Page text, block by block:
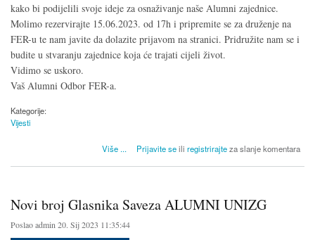
kako bi podijelili svoje ideje za osnaživanje naše Alumni zajednice.
Molimo rezervirajte 15.06.2023. od 17h i pripremite se za druženje na
FER-u te nam javite da dolazite prijavom na stranici. Pridružite nam se i
budite u stvaranju zajednice koja će trajati cijeli život.
Vidimo se uskoro.
Vaš Alumni Odbor FER-a.
Kategorije:
Vijesti
Više
o Alumni Odbor FER-a organizira FERConnect
... Prijavite seiliregistrirajteza slanje komentara
Novi broj Glasnika Saveza ALUMNI UNIZG
Poslaoadmin 20. Sij 2023 11:35:44